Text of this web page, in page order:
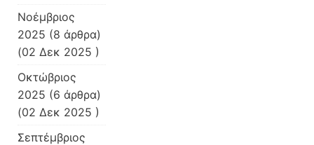
Νοέμβριος
2025 (8 άρθρα)
(02 Δεκ 2025 )
Οκτώβριος
2025 (6 άρθρα)
(02 Δεκ 2025 )
Σεπτέμβριος